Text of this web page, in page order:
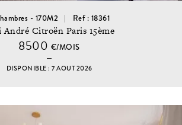
- 170M2 Ref : 18361
André Citroën Paris 15ème
8500 €/MOIS
DISPONIBLE : 7 AOUT 2026